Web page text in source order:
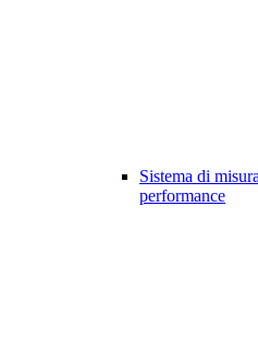
Sistema di
performance